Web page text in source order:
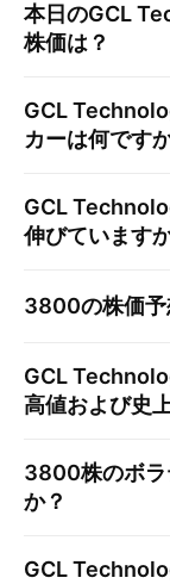
本日のGCL
株価は？
GCL
カーは何です
GCL
伸びています
3800の株価予
GCL
高値および史
3800株のボ
か？
GCL